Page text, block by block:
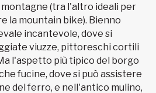
(tra l'altro ideali per
la mountain bike). Bienno
incantevole, dove si
viuzze, pittoreschi cortili
l'aspetto più tipico del borgo
fucine, dove si può assistere
del ferro, e nell'antico mulino,